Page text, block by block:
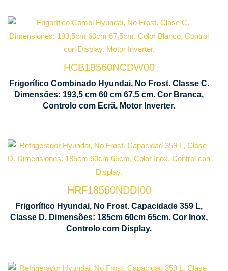
HCB19560NCDW00
Frigorífico Combinado Hyundai, No Frost. Classe C.
Dimensões: 193,5 cm 60 cm 67,5 cm. Cor Branca,
Controlo com Ecrã. Motor Inverter.
Tecnologia
No Frost
Ventilação
Multi Air
Flow
HRF18560NDDI00
Frigorífico Hyundai, No Frost. Capacidade 359 L,
Classe D. Dimensões: 185cm 60cm 65cm. Cor Inox,
Controlo com Display.
Tecnologia
No Frost
Display de
Controlo
LED